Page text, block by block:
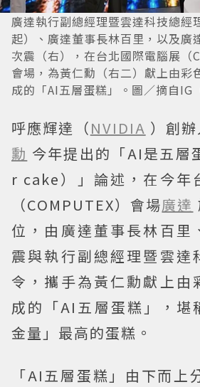
廣達執行副總經理暨雲達科技總經
起）、廣達董事長林百里，以及廣
次震（右），在台北國際電腦展（
會場，為黃仁勳（右二）獻上由彩
成的「AI五層蛋糕」。圖／摘自IG
呼應輝達（NVIDIA ）創
勳 今年提出的「AI是五
r cake）」論述，在今年
（COMPUTEX）會場廣達
位，由廣達董事長林百里
震與執行副總經理暨雲達
令，攜手為黃仁勳獻上由
成的「AI五層蛋糕」，堪
金量」最高的蛋糕。
「AI五層蛋糕」由下而上